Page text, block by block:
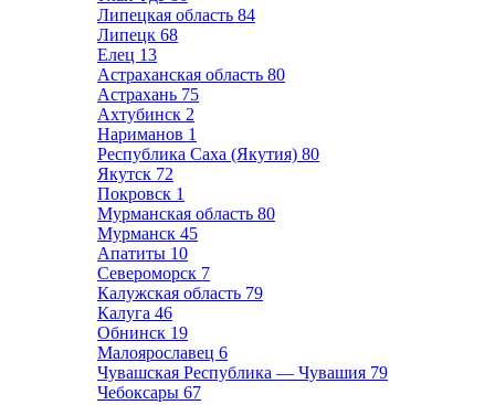
Липецкая область 84
Липецк 68
Елец 13
Астраханская область 80
Астрахань 75
Ахтубинск 2
Нариманов 1
Республика Саха (Якутия) 80
Якутск 72
Покровск 1
Мурманская область 80
Мурманск 45
Апатиты 10
Североморск 7
Калужская область 79
Калуга 46
Обнинск 19
Малоярославец 6
Чувашская Республика — Чувашия 79
Чебоксары 67